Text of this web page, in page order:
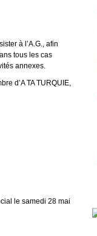
à l’A.G., afin
tous les cas
annexes.
d’A TA TURQUIE,
le samedi 28 mai